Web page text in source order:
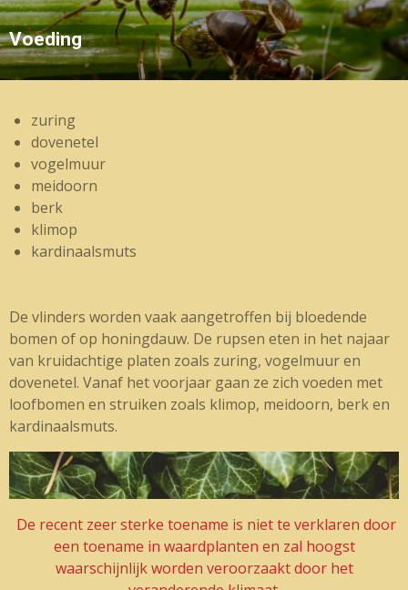
Voeding
zuring
dovenetel
vogelmuur
meidoorn
berk
klimop
kardinaalsmuts
De vlinders worden vaak aangetroffen bij bloedende
bomen of op honingdauw. De rupsen eten in het najaar
van kruidachtige platen zoals zuring, vogelmuur en
dovenetel. Vanaf het voorjaar gaan ze zich voeden met
loofbomen en struiken zoals klimop, meidoorn, berk en
kardinaalsmuts.
De recent zeer sterke toename is niet te verklaren door
een toename in waardplanten en zal hoogst
waarschijnlijk worden veroorzaakt door het